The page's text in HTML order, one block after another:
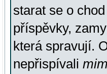
starat se o
příspěvky,
která spravují.
nepřispívali